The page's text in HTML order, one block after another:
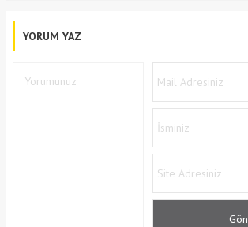
YORUM YAZ